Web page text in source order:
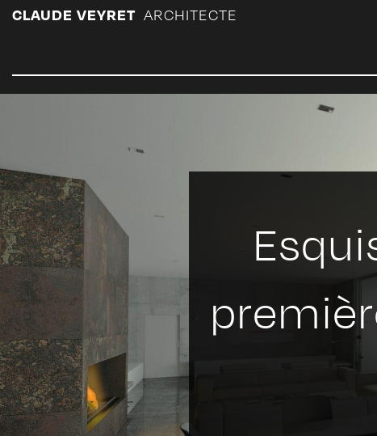
CLAUDE VEYRET ARCHITECTE
Panneau de gestion des cookies